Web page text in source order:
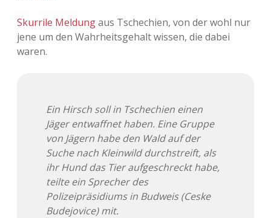
Skurrile Meldungaus Tschechien, von der wohl nur
jene um den Wahrheitsgehalt wissen, die dabei
waren.
Ein Hirsch soll in Tschechien einen
Jäger entwaffnet haben. Eine Gruppe
von Jägern habe den Wald auf der
Suche nach Kleinwild durchstreift, als
ihr Hund das Tier aufgeschreckt habe,
teilte ein Sprecher des
Polizeipräsidiums in Budweis (Ceske
Budejovice) mit.